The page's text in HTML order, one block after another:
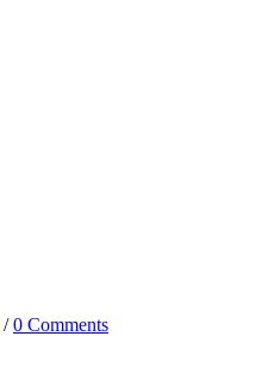
/ 0 Comments